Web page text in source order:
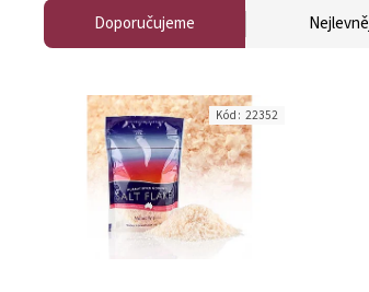
Doporučujeme
Kód: 22352